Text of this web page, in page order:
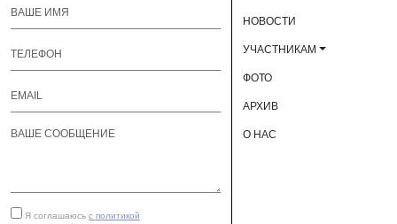
Я соглашаюсь с политикой
НОВОСТИ
УЧАСТНИКАМ
ФОТО
АРХИВ
О НАС